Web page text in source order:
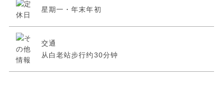
星期一・年末年初
交通
从白老站步行约30分钟